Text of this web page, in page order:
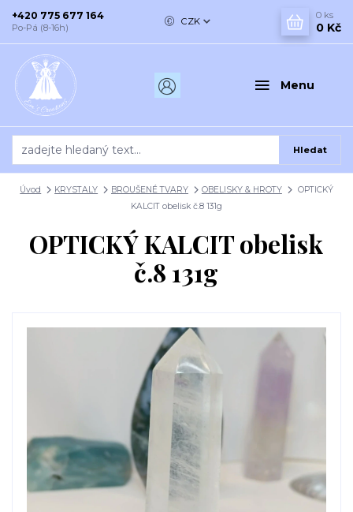
Menu
CZK
Hledat
+420 775 677 164
Po-Pá (8-16h)
0 ks
0 Kč
Úvod KRYSTALY BROUŠENÉ TVARY OBELISKY & HROTY
OPTICKÝ
KALCIT obelisk č.8 131g
OPTICKÝ KALCIT obelisk
č.8 131g